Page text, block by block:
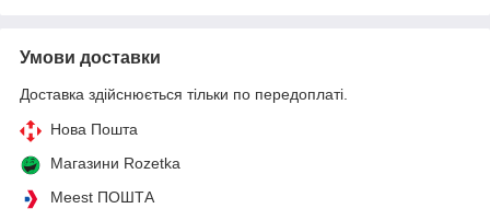
Умови доставки
Доставка здійснюється тільки по передоплаті.
Нова Пошта
Магазини Rozetka
Meest ПОШТА